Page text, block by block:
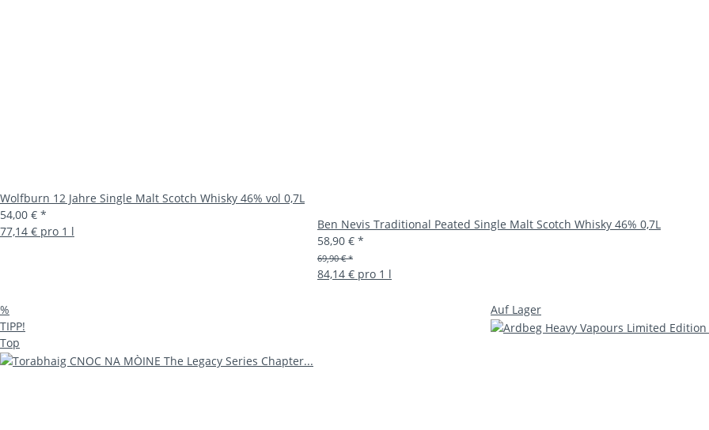
Wolfburn 12 Jahre Single Malt Scotch Whisky 46% vol 0,7L
54,00 € *
77,14 € pro 1 l
Ben Nevis Traditional Peated Single Malt Scotch Whisky 46% 0,7L
58,90 € *
69,90 € *
84,14 € pro 1 l
%
TIPP!
Top
Auf Lager